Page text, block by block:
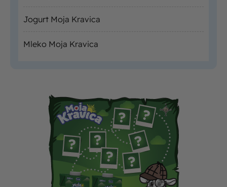
Jogurt Moja Kravica
Mleko Moja Kravica